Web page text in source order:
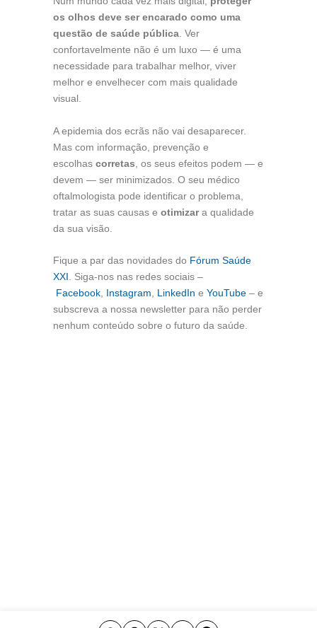
os olhos deve ser encarado como uma
questão de saúde pública. Ver
confortavelmente não é um luxo — é uma
necessidade para trabalhar melhor, viver
melhor e envelhecer com mais qualidade
visual.
A epidemia dos ecrãs não vai desaparecer.
Mas com informação, prevenção e
escolhas corretas , os seus efeitos podem — e
devem — ser minimizados. O seu médico
oftalmologista pode identificar o problema,
tratar as suas causas e otimizara qualidade
da sua visão.
Fique a par das novidades do Fórum Saúde
XXI . Siga-nos nas redes sociais –
Facebook, Instagram LinkedIn e YouTube– e
subscreva a nossa newsletter para não perder
nenhum conteúdo sobre o futuro da saúde.